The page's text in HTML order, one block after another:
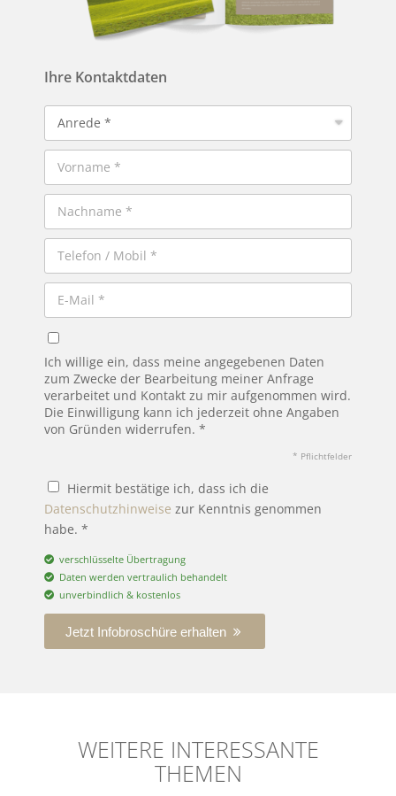
Ihre Kontaktdaten
Ich willige ein, dass meine angegebenen Daten
zum Zwecke der Bearbeitung meiner Anfrage
verarbeitet und Kontakt zu mir aufgenommen wird.
Die Einwilligung kann ich jederzeit ohne Angaben
von Gründen widerrufen. *
* Pflichtfelder
Hiermit bestätige ich, dass ich die
Datenschutzhinweise zur Kenntnis genommen
habe. *
verschlüsselte Übertragung
Daten werden vertraulich behandelt
unverbindlich & kostenlos
Jetzt Infobroschüre erhalten
WEITERE INTERESSANTE
THEMEN